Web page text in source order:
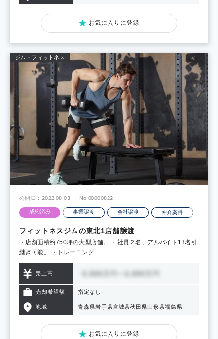
お気に入りに登録
ジム・フィットネス
公開日：2022.08.03 No.00000822
成約済み 事業譲渡 会社譲渡 仲介案件
フィットネスジムの東北1店舗譲渡
・店舗面積約750坪の大型店舗。 ・社員２名、アルバイト13名引
継ぎ可能。 ・トレーニング…
売上高
売却希望額 指定なし
地域 青森県岩手県宮城県秋田県山形県福島県
お気に入りに登録